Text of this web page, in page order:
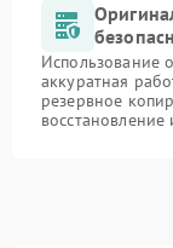
Использование
аккуратная
резервное